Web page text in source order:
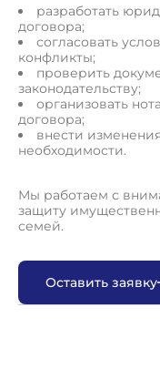
разработать
договора;
согласовать
конфликты;
проверить
законодательству;
организовать
договора;
внести
необходимости.
Мы работаем с
защиту
семей.
Оставить заявку